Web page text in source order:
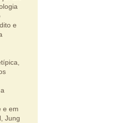
e
e em
Jung